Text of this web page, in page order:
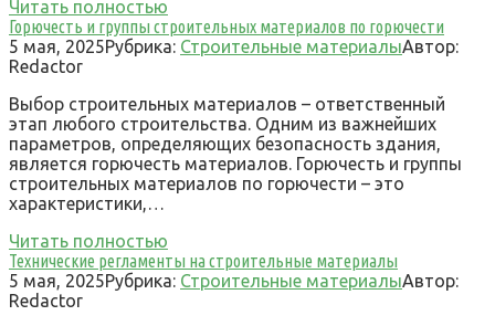
Читать полностью
Горючесть и группы строительных материалов по горючести
5 мая, 2025Рубрика: Строительные материалыАвтор:
Redactor
Выбор строительных материалов – ответственный
этап любого строительства. Одним из важнейших
параметров, определяющих безопасность здания,
является горючесть материалов. Горючесть и группы
строительных материалов по горючести – это
характеристики,…
Читать полностью
Технические регламенты на строительные материалы
5 мая, 2025Рубрика: Строительные материалыАвтор:
Redactor